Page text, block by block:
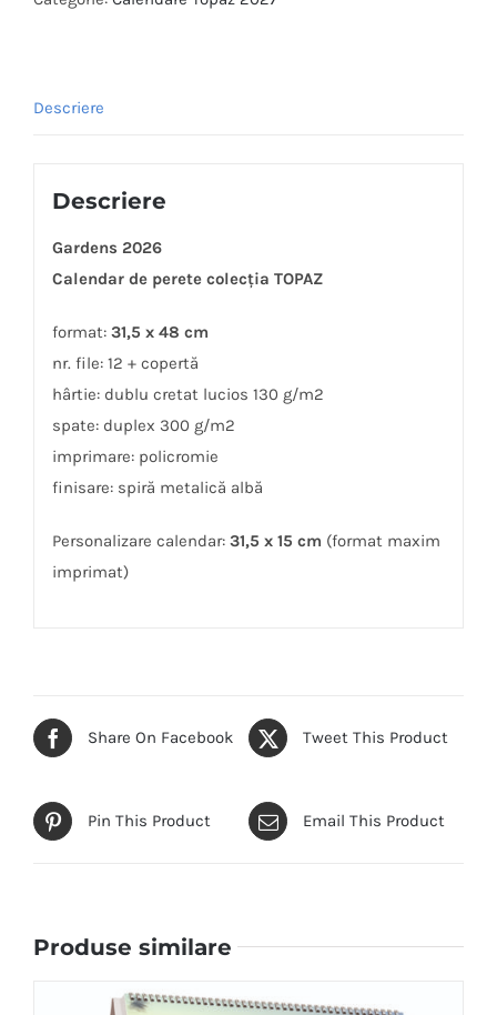
Descriere
Descriere
Gardens 2026
Calendar de perete colecția TOPAZ
format: 31,5 x 48 cm
nr. file: 12 + copertă
hârtie: dublu cretat lucios 130 g/m2
spate: duplex 300 g/m2
imprimare: policromie
finisare: spiră metalică albă
Personalizare calendar: 31,5 x 15 cm (format maxim
imprimat)
Share On Facebook Tweet This Product
Pin This Product Email This Product
Produse similare